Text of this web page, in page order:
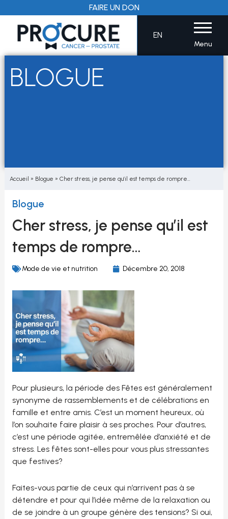
au
contenu
FAIRE UN DON
EN
Menu
BLOGUE
Accueil » Blogue » Cher stress, je pense qu’il est temps de rompre…
Blogue
Cher stress, je pense qu’il est
temps de rompre…
Mode de vie et nutrition Décembre 20, 2018
Pour plusieurs, la période des Fêtes est généralement
synonyme de rassemblements et de célébrations en
famille et entre amis. C’est un moment heureux, où
l’on souhaite faire plaisir à ses proches. Pour d’autres,
c’est une période agitée, entremêlée d’anxiété et de
stress. Les fêtes sont-elles pour vous plus stressantes
que festives?
Faites-vous partie de ceux qui n’arrivent pas à se
détendre et pour qui l’idée même de la relaxation ou
de se joindre à un groupe génère des tensions? Si oui,